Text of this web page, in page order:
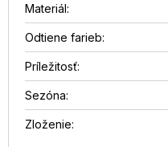
Materiál:
Odtiene farieb:
Príležitosť:
Sezóna:
Zloženie: